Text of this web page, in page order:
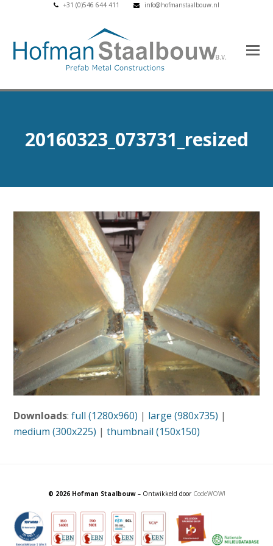
+31 (0)546 644 411 info@hofmanstaalbouw.nl
20160323_073731_resized
Downloads:full (1280x960) | large (980x735) |
medium (300x225) |thumbnail (150x150)
© 2026 Hofman Staalbouw– Ontwikkeld door CodeWOW!